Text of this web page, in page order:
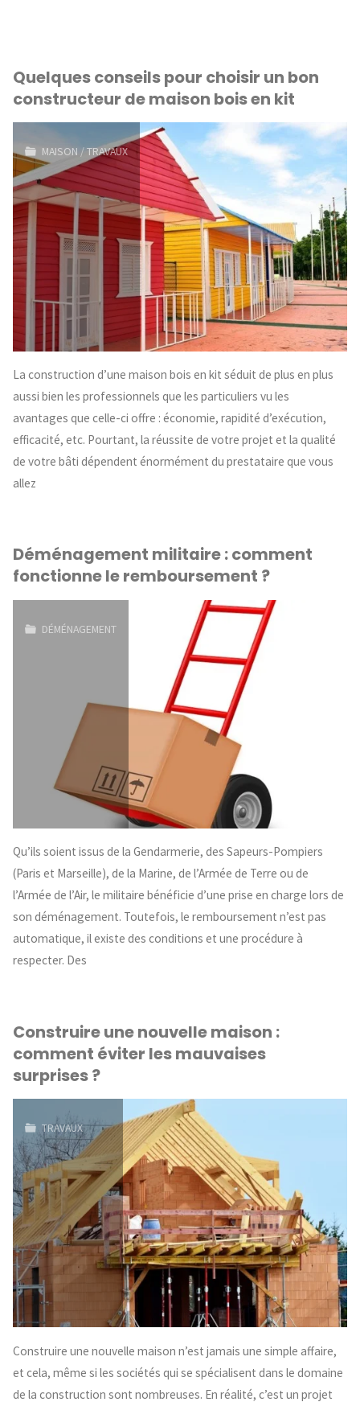
Quelques conseils pour choisir un bon
constructeur de maison bois en kit
MAISON /TRAVAUX
La construction d’une maison bois en kit séduit de plus en plus
aussi bien les professionnels que les particuliers vu les
avantages que celle-ci offre : économie, rapidité d’exécution,
efficacité, etc. Pourtant, la réussite de votre projet et la qualité
de votre bâti dépendent énormément du prestataire que vous
allez
Déménagement militaire : comment
fonctionne le remboursement ?
DÉMÉNAGEMENT
Qu’ils soient issus de la Gendarmerie, des Sapeurs-Pompiers
(Paris et Marseille), de la Marine, de l’Armée de Terre ou de
l’Armée de l’Air, le militaire bénéficie d’une prise en charge lors de
son déménagement. Toutefois, le remboursement n’est pas
automatique, il existe des conditions et une procédure à
respecter. Des
Construire une nouvelle maison :
comment éviter les mauvaises
surprises ?
TRAVAUX
Construire une nouvelle maison n’est jamais une simple affaire,
et cela, même si les sociétés qui se spécialisent dans le domaine
de la construction sont nombreuses. En réalité, c’est un projet